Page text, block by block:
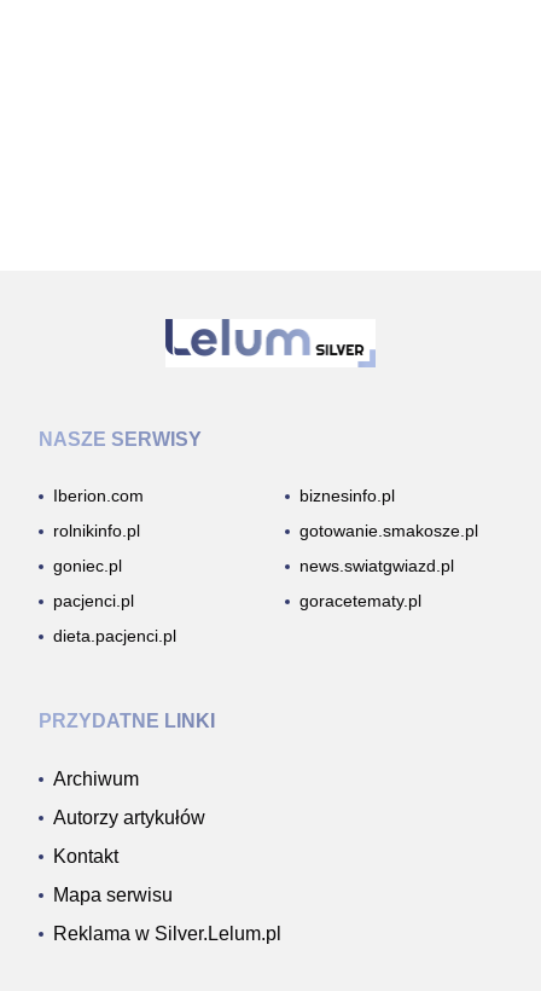
NASZE SERWISY
Iberion.com
biznesinfo.pl
rolnikinfo.pl
gotowanie.smakosze.pl
goniec.pl
news.swiatgwiazd.pl
pacjenci.pl
goracetematy.pl
dieta.pacjenci.pl
PRZYDATNE LINKI
Archiwum
Autorzy artykułów
Kontakt
Mapa serwisu
Reklama w Silver.Lelum.pl